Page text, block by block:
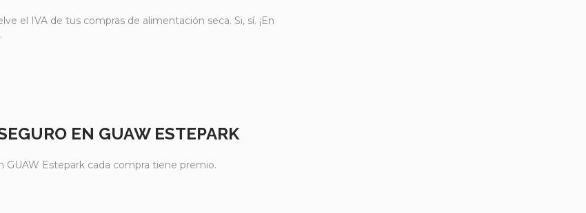
el IVA de tus compras de alimentación seca. Si, sí. ¡En
EN GUAW ESTEPARK
GUAW Estepark cada compra tiene premio.